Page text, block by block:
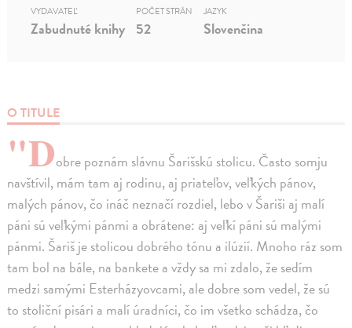
O TITULE
"Dobre poznám slávnu Šarišskú stolicu. Často somju
navštívil, mám tam aj rodinu, aj priateľov, veľkých pánov,
malých pánov, čo ináč neznačí rozdiel, lebo v Šariši aj malí
páni sú veľkými pánmi a obrátene: aj veľkí páni sú malými
pánmi. Šariš je stolicou dobrého tónu a ilúzií. Mnoho ráz som
tam bol na bále, na bankete a vždy sa mi zdalo, že sedím
medzi samými Esterházyovcami, ale dobre som vedel, že sú
to stoliční pisári a malí úradníci, čo im všetko schádza, čo
VYDAVATEĽ
Zabudnuté knihy
POČET STRÁN
52
JAZYK
Slovenčina